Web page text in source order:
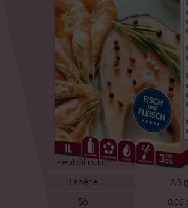
Tápértékek
100 g pác átlagosan
Tartalmaz:
329 kJ /
Zsír
2,4
- ebből telített
zsírsavak
1,0
Szénhidrátok
11,8
- ebből cukor
10,2
Fehérje
2,3 g
Só
0,06